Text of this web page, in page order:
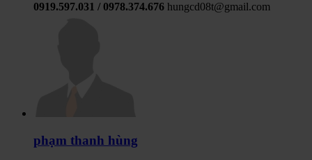
0919.597.031 / 0978.374.676 hungcd08t@gmail.com
phạm thanh hùng